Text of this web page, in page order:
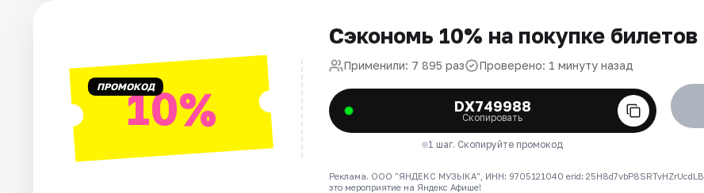
Артисты
Рейтинги
ПРОМОКОД10%
Сэкономь 10% на покупке билетов
Применили: 7 895 раз Проверено: 1 минуту назад
DX749988
Скопировать
1 шаг. Скопируйте промокод
Реклама. ООО "ЯНДЕКС МУЗЫКА", ИНН: 9705121040 erid: 25H8d7vbP8SRTvHZrUcdLB
это мероприятие на Яндекс Афише!